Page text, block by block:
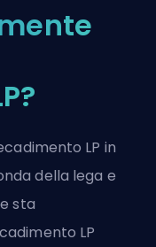
LP in
della lega e
sta
LP